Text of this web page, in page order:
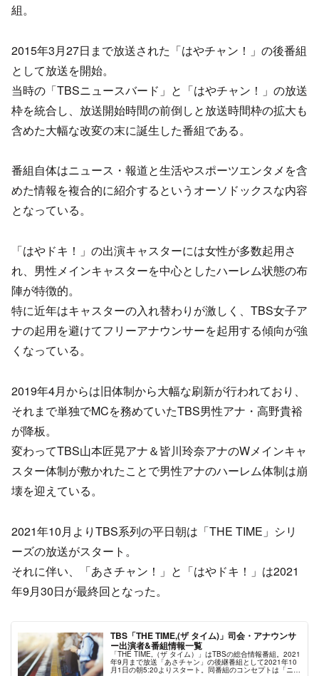
組。
2015年3月27日まで放送された「はやチャン！」の後番組
として放送を開始。
当時の「TBSニュースバード」と「はやチャン！」の放送
枠を統合し、放送開始時間の前倒しと放送時間枠の拡大も
含めた大幅な改変の末に誕生した番組である。
番組自体はニュース・報道と生活やスポーツエンタメを含
めた情報を複合的に紹介するというオーソドックスな内容
となっている。
「はやドキ！」の出演キャスターには女性が多数起用さ
れ、男性メインキャスターを中心としたハーレム状態の布
陣が特徴的。
特に近年はキャスターの入れ替わりが激しく、TBS女子ア
ナの起用を避けてフリーアナウンサーを起用する傾向が強
くなっている。
2019年4月からは旧体制から大幅な刷新が行われており、
それまで単独でMCを務めていたTBS男性アナ・高野貴裕
が降板。
変わってTBS山本匠晃アナ＆皆川玲奈アナのWメインキャ
スター体制が敷かれたことで男性アナのハーレム体制は崩
壊を迎えている。
2021年10月よりTBS系列の平日朝は「THE TIME」シリ
ーズの放送がスタート。
それに伴い、「あさチャン！」と「はやドキ！」は2021
年9月30日が最終回となった。
TBS「THE TIME,(ザ タイム)」司会・アナウンサ
ー出演者&番組情報一覧
「THE TIME,（ザ タイム）」はTBSの総合情報番組。2021
年9月まで放送「あさチャン」の後継番組として2021年10
月1日の朝5:20よりスタート。同番組のコンセプトは「ニッ